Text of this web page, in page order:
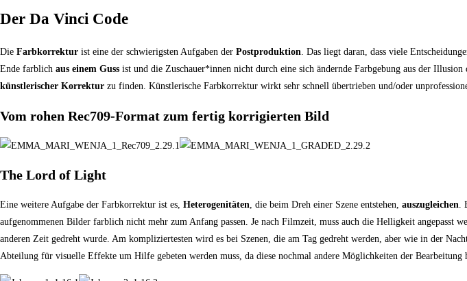
Der Da Vinci Code
Die Farbkorrektur ist eine der schwierigsten Aufgaben der Postproduktion. Das liegt daran, dass viele
Ende farblich aus einem Guss ist und die Zuschauer*innen nicht durch eine sich ändernde Farbgebung aus der
künstlerischer Korrektur zu finden. Künstlerische Farbkorrektur wirkt sehr schnell übertrieben und/oder
Vom rohen Rec709-Format zum fertig korrigierten Bild
The Lord of Light
Eine weitere Aufgabe der Farbkorrektur ist es, Heterogenitäten , die beim Dreh einer Szene entstehen, auszugleichen
aufgenommenen Bilder farblich nicht mehr zum Anfang passen. Je nach Filmzeit, muss auch die Helligkeit angepasst
anderen Zeit gedreht wurde. Am kompliziertesten wird es bei Szenen, die am Tag gedreht werden, aber wie in der
Abteilung für visuelle Effekte um Hilfe gebeten werden muss, da diese nochmal andere Möglichkeiten der Bearbeitung